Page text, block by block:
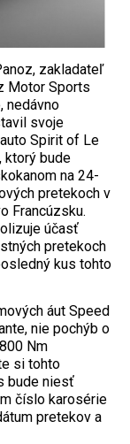
zakladateľ
Motor Sports
nedávno
svoje
Spirit of Le
ktorý bude
na 24-
pretekoch v
Francúzsku.
účasť
pretekoch
kus tohto
áut Speed
nie pochýb o
Nm
si tohto
bude niesť
číslo karosérie
pretekov a